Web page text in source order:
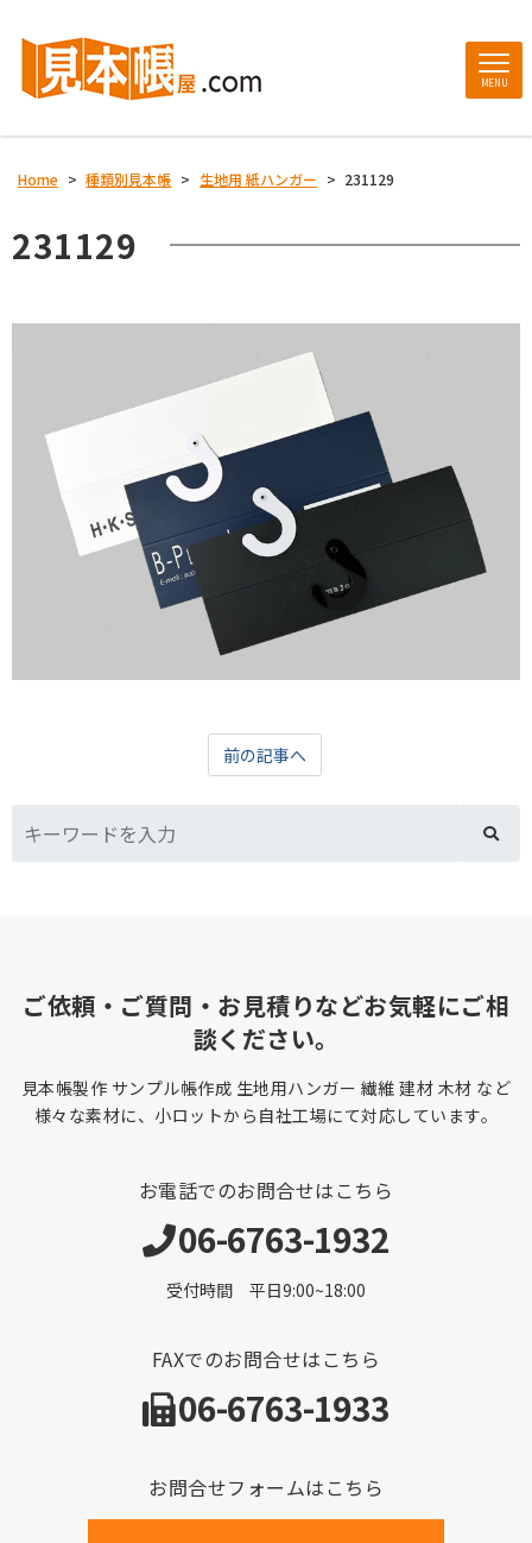
MENU
Home > 種類別見本帳 > 生地用 紙ハンガー > 231129
231129
前の記事へ
ご依頼・ご質問・お見積りなどお気軽にご相
談ください。
見本帳製作 サンプル帳作成 生地用ハンガー 繊維 建材 木材 など
様々な素材に、小ロットから自社工場にて対応しています。
お電話でのお問合せはこちら
06-6763-1932
受付時間 平日9:00~18:00
FAXでのお問合せはこちら
06-6763-1933
お問合せフォームはこちら